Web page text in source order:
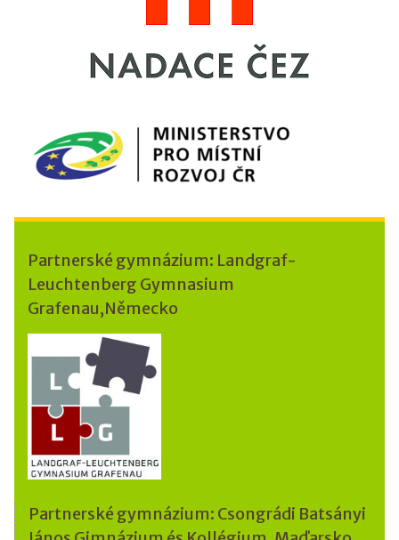
Partnerské gymnázium: Landgraf-
Leuchtenberg Gymnasium
Grafenau,Německo
Partnerské gymnázium: Csongrádi Batsányi